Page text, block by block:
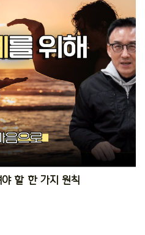
할 한 가지 원칙